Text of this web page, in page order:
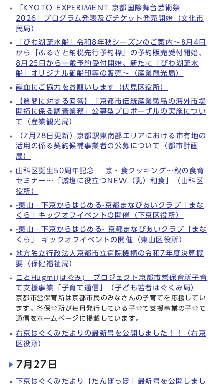
「KYOTO EXPERIMENT 京都国際舞台芸術祭
2026」プログラム発表及びチケット発売開始（文化市
民局）
「びわ湖疏水船」令和8年秋シーズンのご案内～8月4日
から「ふるさと納税先行予約枠」の予約販売受付開始、
8月25日から一般予約受付開始、新たに「びわ湖疏水
船」オリジナル御船印等の販売～（産業観光局）
献血にご協力をお願いします（伏見区役所）
【質問に対する回答】「京都市伝統産業製品の海外市場
開拓に係る調査業務」公募型プロポーザルの実施につい
て（産業観光局）
（7月28日更新）京都駅東南部エリアにおける市有地の
活用の係る契約候補事業者の公募について（都市計画
局）
山科区誕生50周年記念 京・食クッキング～秋の食育
セミナー～「減塩に役立つNEW（乳）和食」（山科区
役所）
-東山・下京からはじめる-京都まなびあいクラブ「まな
くら」キックオフイベントの開催（下京区役所）
-東山・下京からはじめる- 京都まなびあいクラブ「まな
くら」 キックオフイベントの開催（東山区役所）
地方独立行政法人京都市立病院機構の令和7年度決算概
要（保健福祉局）
ことHugmi(はぐみ) プロジェクト京都市営保育所子育
て支援事業「子育て通信」（子ども若者はぐくみ局）
京都市営保育所は京都市民のみなさんの子育てを応援してい
ます。各保育所が毎月発行している子育て支援事業の子育て
通信をホームページに掲載しています。
右京はぐくみだよりの最新号を公開しました！！（右京
区役所）
7月27日
下京はぐくみだより「たんぽっぽ」最新号を公開しまし